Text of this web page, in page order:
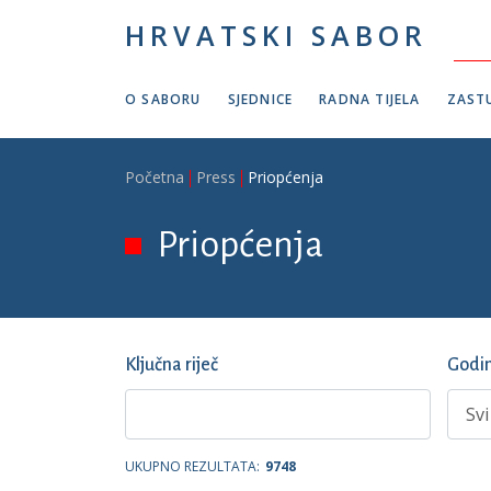
HRVATSKI SABOR
O SABORU SJEDNICE RADNA TIJELA
Breadcrumb
Početna Press Priopćenja
Priopćenja
Ključna riječ
UKUPNO REZULTATA: 9748